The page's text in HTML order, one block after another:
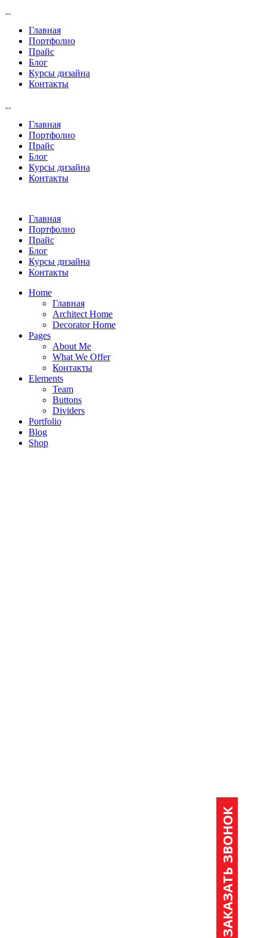
Главная
Портфолио
Прайс
Блог
Курсы дизайна
Контакты
Главная
Портфолио
Прайс
Блог
Курсы дизайна
Контакты
Главная
Портфолио
Прайс
Блог
Курсы дизайна
Контакты
Home
Главная
Architect Home
Decorator Home
Pages
About Me
What We Offer
Контакты
Elements
Team
Buttons
Dividers
Portfolio
Blog
Shop
ЖК. Царская площадь 55.58 кв.м.
ЗАКАЗАТЬ ЗВОНОК